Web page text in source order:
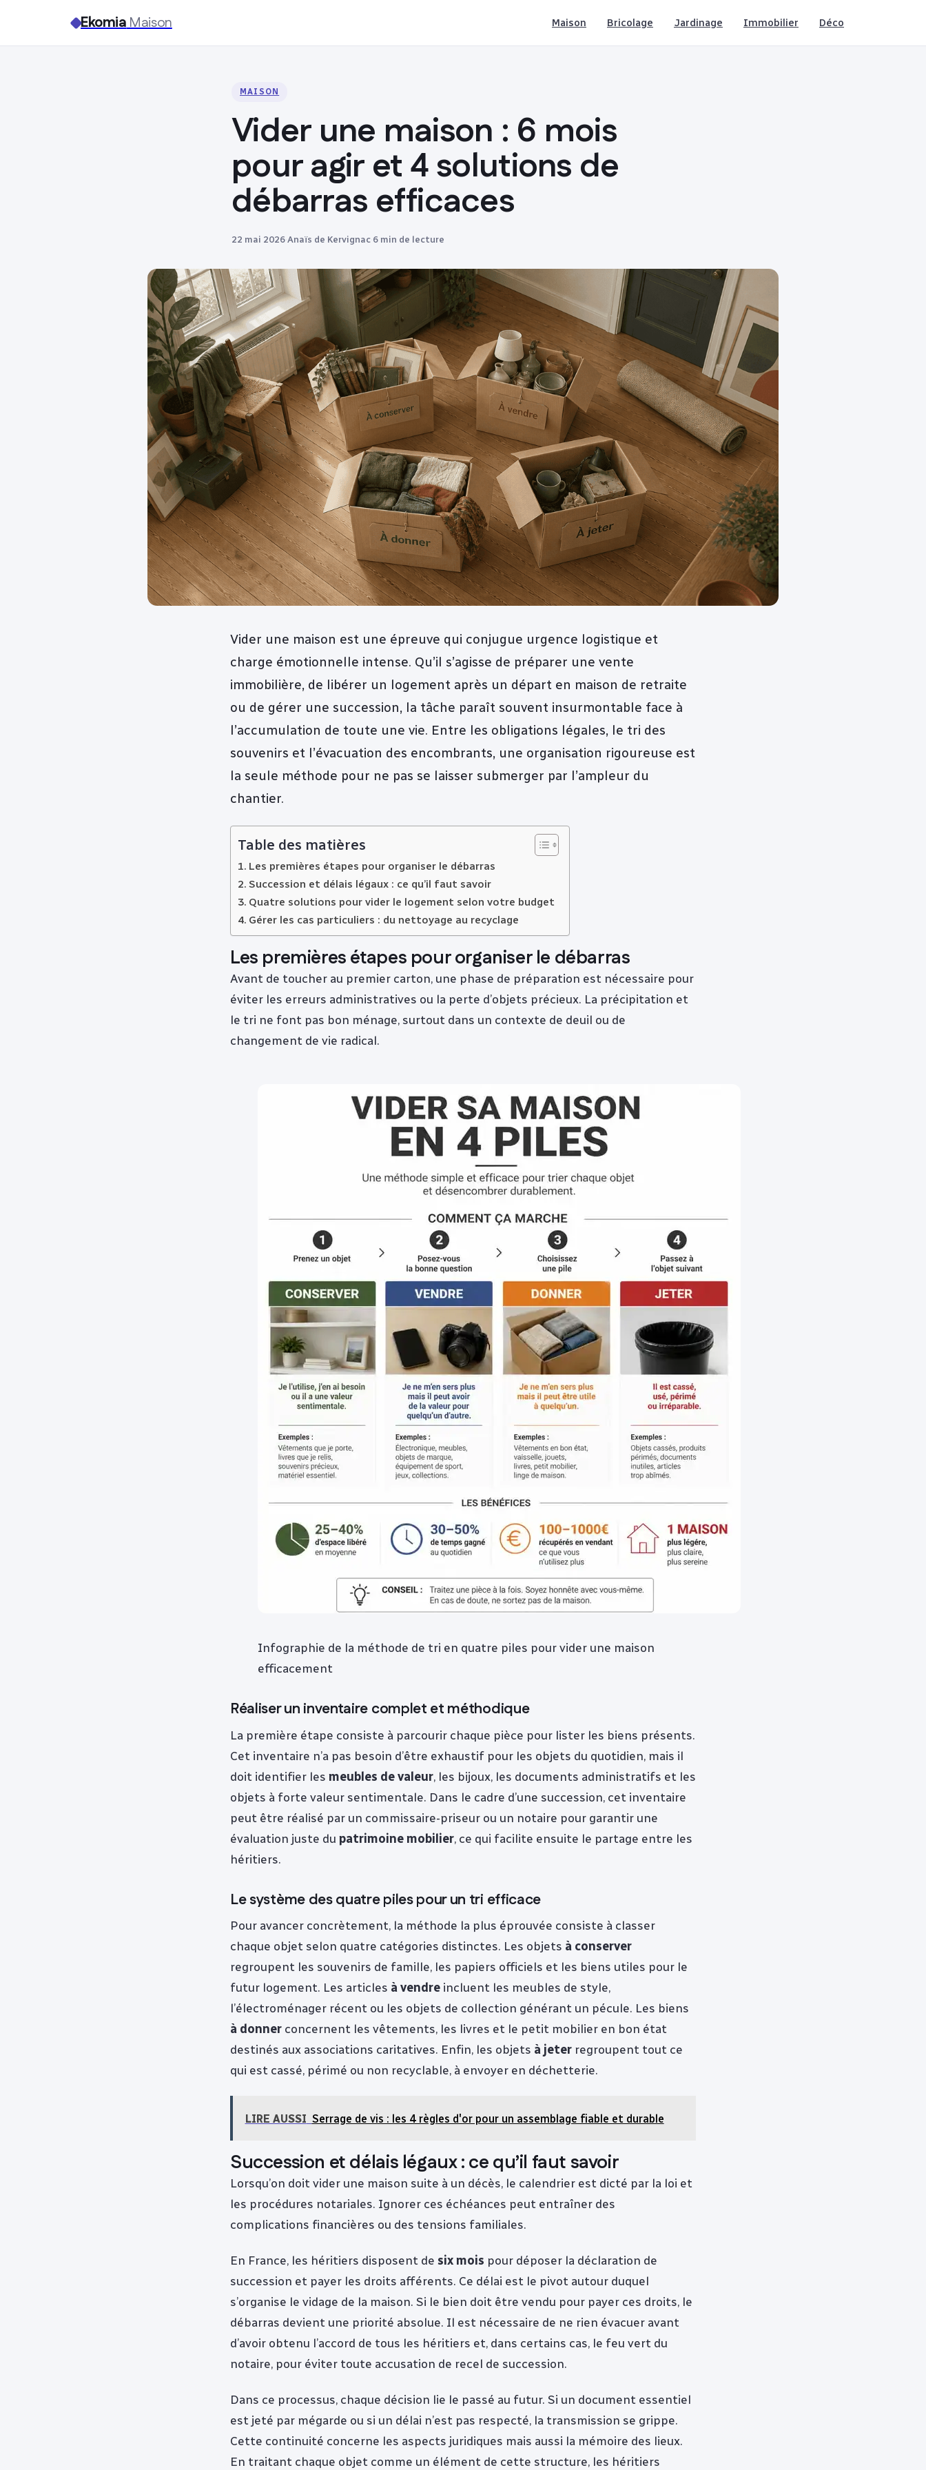
EkomiaMaison Maison Bricolage Jardinage Immobilier Déco
MAISON
Vider une maison : 6 mois
pour agir et 4 solutions de
débarras efficaces
22 mai 2026Anaïs de Kervignac 6 min de lecture
Vider une maison est une épreuve qui conjugue urgence logistique et
charge émotionnelle intense. Qu’il s’agisse de préparer une vente
immobilière, de libérer un logement après un départ en maison de retraite
ou de gérer une succession, la tâche paraît souvent insurmontable face à
l’accumulation de toute une vie. Entre les obligations légales, le tri des
souvenirs et l’évacuation des encombrants, une organisation rigoureuse est
la seule méthode pour ne pas se laisser submerger par l’ampleur du
chantier.
Table des matières
Les premières étapes pour organiser le débarras
Succession et délais légaux : ce qu’il faut savoir
Quatre solutions pour vider le logement selon votre budget
Gérer les cas particuliers : du nettoyage au recyclage
Les premières étapes pour organiser le débarras
Avant de toucher au premier carton, une phase de préparation est nécessaire pour
éviter les erreurs administratives ou la perte d’objets précieux. La précipitation et
le tri ne font pas bon ménage, surtout dans un contexte de deuil ou de
changement de vie radical.
Infographie de la méthode de tri en quatre piles pour vider une maison
efficacement
Réaliser un inventaire complet et méthodique
La première étape consiste à parcourir chaque pièce pour lister les biens présents.
Cet inventaire n’a pas besoin d’être exhaustif pour les objets du quotidien, mais il
doit identifier les meubles de valeur, les bijoux, les documents administratifs et les
objets à forte valeur sentimentale. Dans le cadre d’une succession, cet inventaire
peut être réalisé par un commissaire-priseur ou un notaire pour garantir une
évaluation juste du patrimoine mobilier, ce qui facilite ensuite le partage entre les
héritiers.
Le système des quatre piles pour un tri efficace
Pour avancer concrètement, la méthode la plus éprouvée consiste à classer
chaque objet selon quatre catégories distinctes. Les objets à conserver
regroupent les souvenirs de famille, les papiers officiels et les biens utiles pour le
futur logement. Les articles à vendre incluent les meubles de style,
l’électroménager récent ou les objets de collection générant un pécule. Les biens
à donner concernent les vêtements, les livres et le petit mobilier en bon état
destinés aux associations caritatives. Enfin, les objets à jeter regroupent tout ce
qui est cassé, périmé ou non recyclable, à envoyer en déchetterie.
LIRE AUSSI Serrage de vis : les 4 règles d'or pour un assemblage fiable et durable
Succession et délais légaux : ce qu’il faut savoir
Lorsqu’on doit vider une maison suite à un décès, le calendrier est dicté par la loi et
les procédures notariales. Ignorer ces échéances peut entraîner des
complications financières ou des tensions familiales.
En France, les héritiers disposent de six mois pour déposer la déclaration de
succession et payer les droits afférents. Ce délai est le pivot autour duquel
s’organise le vidage de la maison. Si le bien doit être vendu pour payer ces droits, le
débarras devient une priorité absolue. Il est nécessaire de ne rien évacuer avant
d’avoir obtenu l’accord de tous les héritiers et, dans certains cas, le feu vert du
notaire, pour éviter toute accusation de recel de succession.
Dans ce processus, chaque décision lie le passé au futur. Si un document essentiel
est jeté par mégarde ou si un délai n’est pas respecté, la transmission se grippe.
Cette continuité concerne les aspects juridiques mais aussi la mémoire des lieux.
En traitant chaque objet comme un élément de cette structure, les héritiers